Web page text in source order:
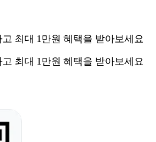
최대 1만원 혜택을 받아보세요
최대 1만원 혜택을 받아보세요